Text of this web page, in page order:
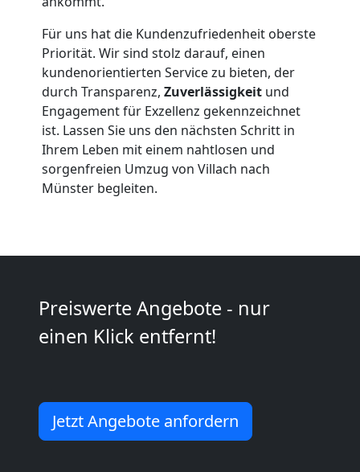
Für uns hat die Kundenzufriedenheit oberste
Priorität. Wir sind stolz darauf, einen
kundenorientierten Service zu bieten, der
durch Transparenz, Zuverlässigkeit und
Engagement für Exzellenz gekennzeichnet
ist. Lassen Sie uns den nächsten Schritt in
Ihrem Leben mit einem nahtlosen und
sorgenfreien Umzug von Villach nach
Münster begleiten.
Preiswerte Angebote - nur
einen Klick entfernt!
Jetzt Angebote anfordern
Beiladung
Villach
Mini
Umzug
Umzug